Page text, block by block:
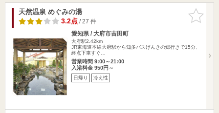
お気に入
りに追加
天然温泉 めぐみの湯
3.2点/ 27 件
愛知県 / 大府市吉田町
大府駅2.42km
JR東海道本線大府駅から知多バスげんきの郷行きで15分、
終点下車すぐ…
営業時間 9:00～21:00
入浴料金 950円～
日帰り 冷え性